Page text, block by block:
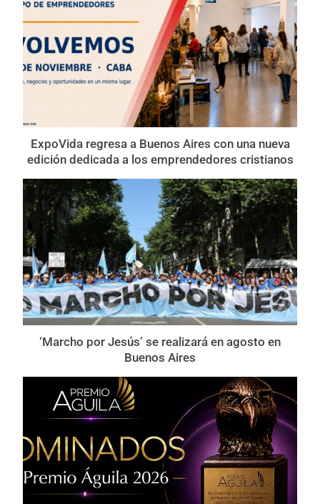
ExpoVida regresa a Buenos Aires con una nueva
edición dedicada a los emprendedores cristianos
‘Marcho por Jesús’ se realizará en agosto en
Buenos Aires